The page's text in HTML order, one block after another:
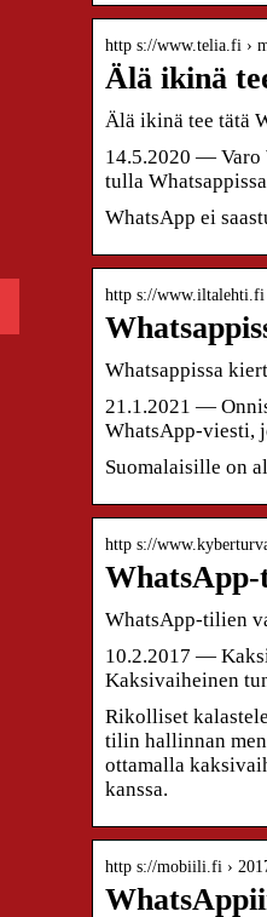
http s://www.telia.fi ›
Älä ikinä
Älä ikinä tee tätä
14.5.2020 — Varo
tulla
WhatsApp ei
http s://
Whatsappissa
21.1.2021 —
WhatsApp-viesti,
Suomalaisille on
http s://
WhatsApp-
WhatsApp-tilien
10.2.2017 —
Kaksivaiheinen
Rikolliset
tilin hallinnan
ottamalla
kanssa.
http s://mobiili.fi ›